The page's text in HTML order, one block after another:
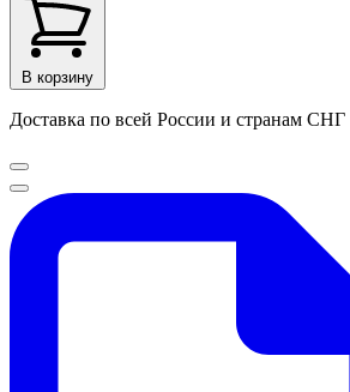
В корзину
Доставка по всей России и странам СНГ